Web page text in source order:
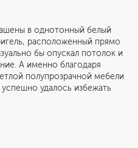
в однотонный белый
расположенный прямо
бы опускал потолок и
А именно благодаря
полупрозрачной мебели
удалось избежать